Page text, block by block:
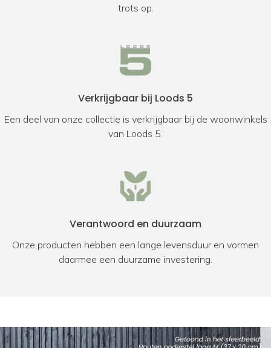
trots op.
Verkrijgbaar bij Loods 5
Een deel van onze collectie is verkrijgbaar bij de woonwinkels
van Loods 5.
Verantwoord en duurzaam
Onze producten hebben een lange levensduur en vormen
daarmee een duurzame investering.